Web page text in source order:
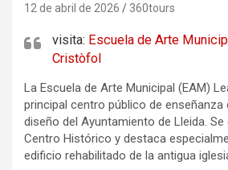
12 de abril de 2026 360tours
visita: Escuela de Arte
Cristòfol
La Escuela de Arte Municipal (EAM)
principal centro público de
diseño del Ayuntamiento de Lleida.
Centro Histórico y destaca
edificio rehabilitado de la antigua